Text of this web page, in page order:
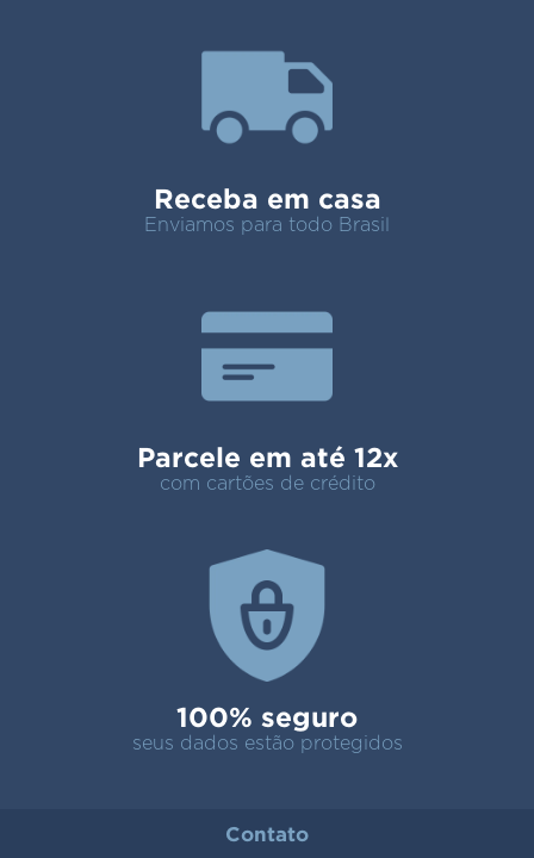
Receba em casa
Enviamos para todo Brasil
Parcele em até 12x
com cartões de crédito
100% seguro
seus dados estão protegidos
Contato